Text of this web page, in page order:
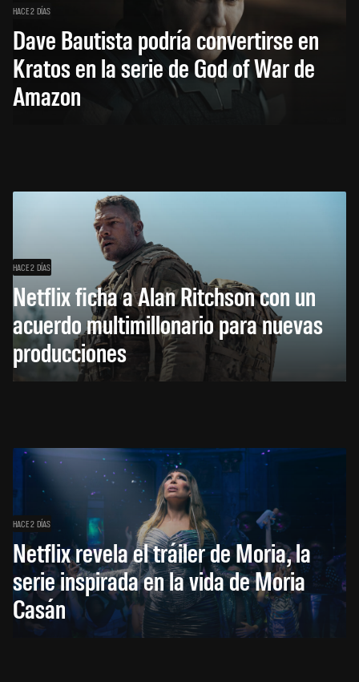
HACE 2 DÍAS
Dave Bautista podría convertirse en
Kratos en la serie de God of War de
Amazon
HACE 2 DÍAS
Netflix ficha a Alan Ritchson con un
acuerdo multimillonario para nuevas
producciones
HACE 2 DÍAS
Netflix revela el tráiler de Moria, la
serie inspirada en la vida de Moria
Casán